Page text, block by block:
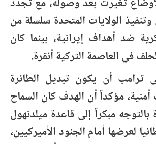
وتنفيذ الولايات المتحدة سلسلة من
ضد أهداف إيرانية، بينما كان
في العاصمة التركية أنقرة.
ترامب أن يكون تبديل الطائرة
مؤكداً أن الهدف كان السماح
بالتوجه مبكراً إلى قاعدة ميلدنهول
لعرضها أمام الجنود الأميركيين،